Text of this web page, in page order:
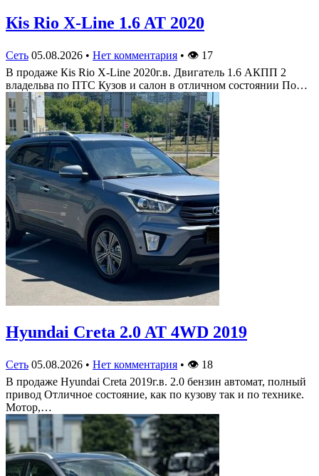
Кis Rio X-Line 1.6 AT 2020
Сеть 05.08.2026 • Нет комментария • 👁 17
В продаже Кis Rio X-Line 2020г.в. Двигатель 1.6 АКПП 2
владельва по ПТС Кузов и салон в отличном состоянии По…
Hyundai Creta 2.0 AT 4WD 2019
Сеть 05.08.2026 • Нет комментария • 👁 18
В продаже Hyundai Creta 2019г.в. 2.0 бензин автомат, полный
привод Отличное состояние, как по кузову так и по технике.
Мотор,…